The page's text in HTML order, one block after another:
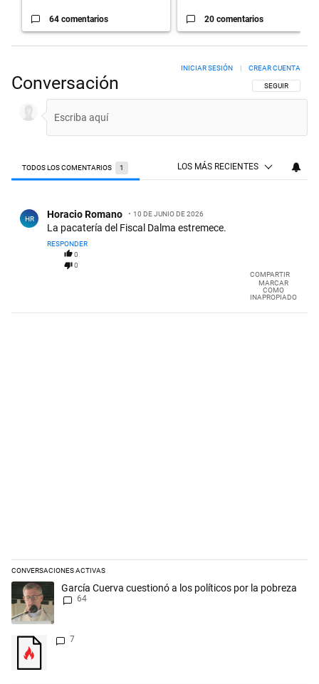
64 comentarios 20 comentarios
Conversación SIGA ESTA
SEGUIR
INICIAR SESIÓN CREAR CUENTA
TODOS LOS COMENTARIOS 1 LOS MÁS RECIENTES
HR Horacio Romano 10 DE JUNIO DE 2026
La pacatería del Fiscal Dalma estremece.
RESPONDER
0
0
COMPARTIR
MARCAR
COMO
INAPROPIADO
CONVERSACIONES ACTIVAS
Este listado muestra los artículos con más comentarios en los
Un artículo de tendencia con el título "García Cuerva cuestionó a los
García Cuerva cuestionó a los políticos por la pobreza
64
Un artículo de tendencia con el título "" con 7 comentarios.
7